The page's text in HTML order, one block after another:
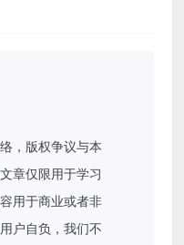
，版权争议与本
章仅限用于学习
用于商业或者非
户自负，我们不